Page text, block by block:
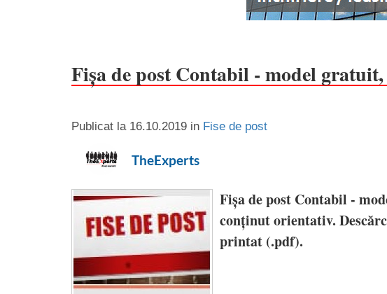
Fișa de post Contabil - model
Publicat la 16.10.2019 in Fise de post
TheExperts
Fișa de post Contabil -
conținut orientativ.
printat (.pdf).